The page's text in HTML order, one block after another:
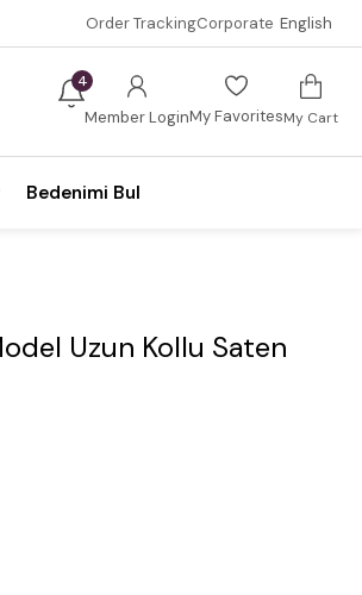
Order TrackingCorporate English
4
Member LoginMy FavoritesMy Cart
Bedenimi Bul
Uzun Kollu Saten